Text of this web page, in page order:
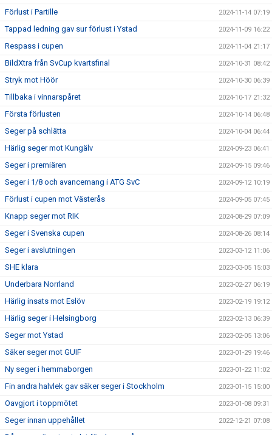
Förlust i Partille 2024-11-14 07:19
Tappad ledning gav sur förlust i Ystad 2024-11-09 16:22
Respass i cupen 2024-11-04 21:17
BildXtra från SvCup kvartsfinal 2024-10-31 08:42
Stryk mot Höör 2024-10-30 06:39
Tillbaka i vinnarspåret 2024-10-17 21:32
Första förlusten 2024-10-14 06:48
Seger på schlätta 2024-10-04 06:44
Härlig seger mot Kungälv 2024-09-23 06:41
Seger i premiären 2024-09-15 09:46
Seger i 1/8 och avancemang i ATG SvC 2024-09-12 10:19
Förlust i cupen mot Västerås 2024-09-05 07:45
Knapp seger mot RIK 2024-08-29 07:09
Seger i Svenska cupen 2024-08-26 08:14
Seger i avslutningen 2023-03-12 11:06
SHE klara 2023-03-05 15:03
Underbara Norrland 2023-02-27 06:19
Härlig insats mot Eslöv 2023-02-19 19:12
Härlig seger i Helsingborg 2023-02-13 06:39
Seger mot Ystad 2023-02-05 13:06
Säker seger mot GUIF 2023-01-29 19:46
Ny seger i hemmaborgen 2023-01-22 11:02
Fin andra halvlek gav säker seger i Stockholm 2023-01-15 15:00
Oavgjort i toppmötet 2023-01-08 09:31
Seger innan uppehållet 2022-12-21 07:08